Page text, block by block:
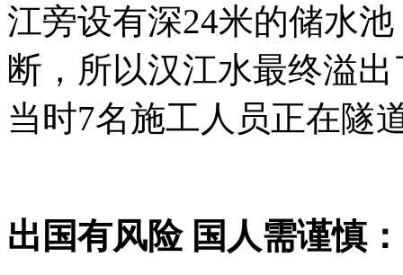
江旁设有深24米的储水
断，所以汉江水最终溢
当时7名施工人员正在隧
出国有风险 国人需谨慎：